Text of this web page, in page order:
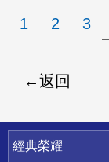
1 2 3
返回
快速連結
經典榮耀